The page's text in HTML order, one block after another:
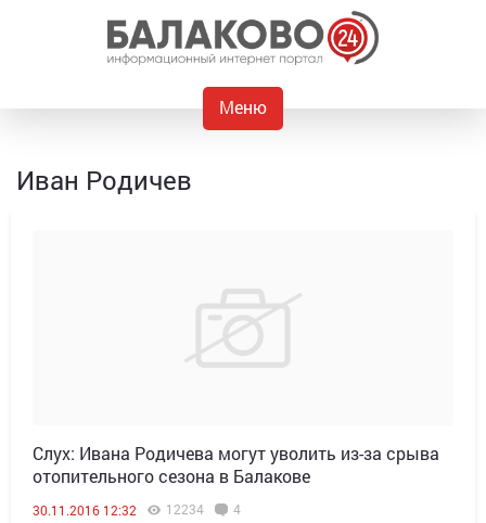
Меню
Иван Родичев
Слух: Ивана Родичева могут уволить из-за срыва
отопительного сезона в Балакове
30.11.2016 12:32 12234 4